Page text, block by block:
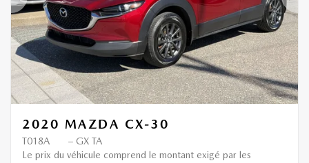
Previous
2020 MAZDA CX-30
T018A
– GX TA
Le prix du véhicule comprend le montant exigé par les